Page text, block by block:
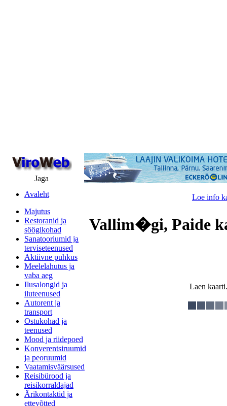
Jaga
Avaleht
Majutus
Restoranid ja
söögikohad
Sanatooriumid ja
terviseteenused
Aktiivne puhkus
Meelelahutus ja
vaba aeg
Ilusalongid ja
iluteenused
Autorent ja
transport
Ostukohad ja
teenused
Mood ja riidepoed
Konverentsiruumid
ja peoruumid
Vaatamisväärsused
Reisibürood ja
reisikorraldajad
Ärikontaktid ja
ettevõtted
Loe info
Vallim�gi, Paide
Laen